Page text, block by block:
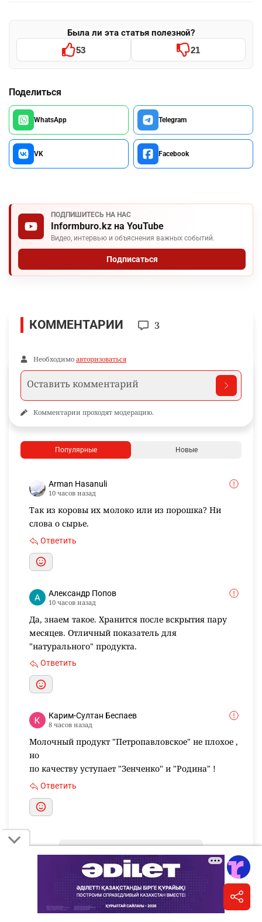
Была ли эта статья полезной?
53 21
Поделиться
WhatsApp Telegram
VK Facebook
ПОДПИШИТЕСЬ НА НАС
Informburo.kz на YouTube
Видео, интервью и объяснения важных событий.
Подписаться
КОММЕНТАРИИ 3
Необходимо авторизоваться
Комментарии проходят модерацию.
Популярные Новые
Arman Hasanuli
10 часов назад
Так из коровы их молоко или из порошка? Ни
слова о сырье.
Ответить
Александр Попов
10 часов назад
Да, знаем такое. Хранится после вскрытия пару
месяцев. Отличный показатель для
"натурального" продукта.
Ответить
Карим-Султан Беспаев
8 часов назад
Молочный продукт "Петропавловское" не плохое ,
но
по качеству уступает "Зенченко" и "Родина" !
Ответить